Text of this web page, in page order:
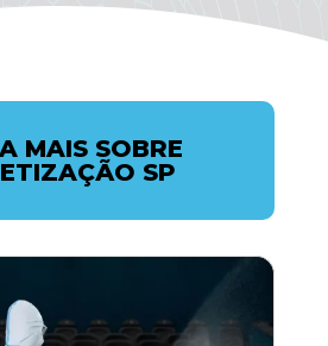
MAIS SOBRE
SP